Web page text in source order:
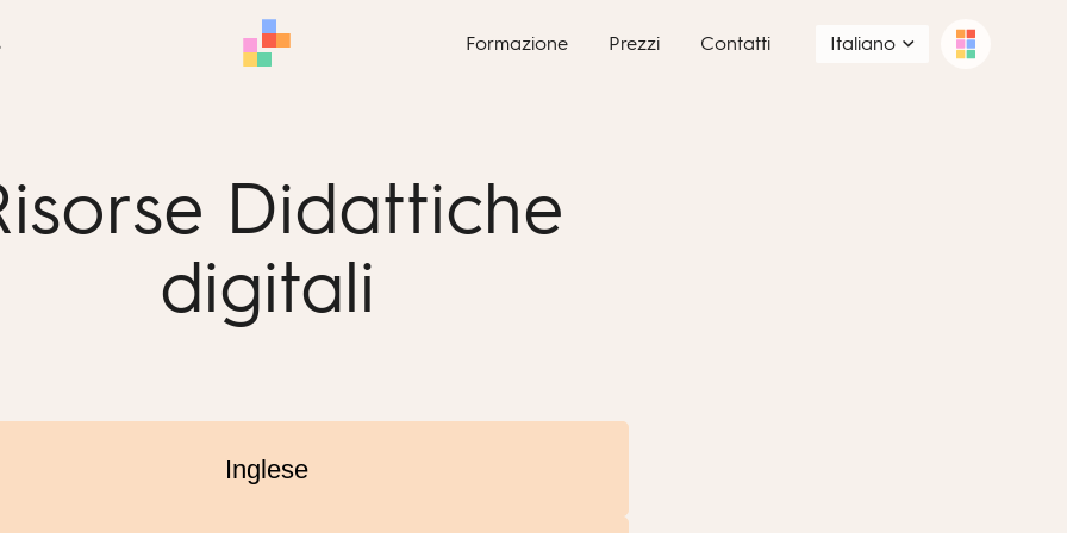
Formazione Prezzi Contatti Italiano
Didattiche
digitali
Inglese